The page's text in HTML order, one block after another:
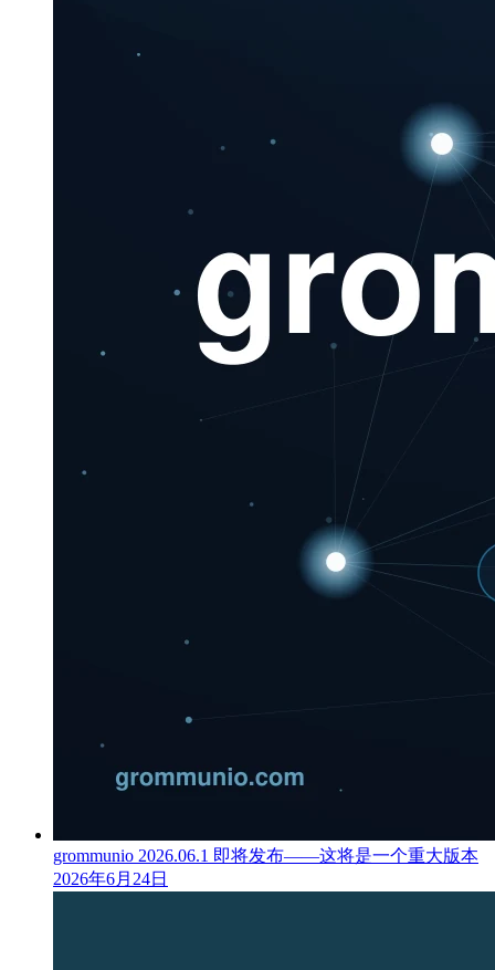
grommunio 2026.06.1 即将发布——这将是一个重大版本
2026年6月24日